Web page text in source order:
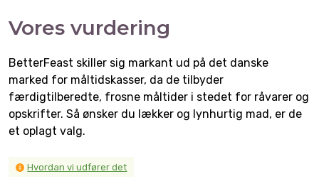
Vores vurdering
BetterFeast skiller sig markant ud på det danske
marked for måltidskasser, da de tilbyder
færdigtilberedte, frosne måltider i stedet for råvarer og
opskrifter. Så ønsker du lækker og lynhurtig mad, er de
et oplagt valg.
Hvordan vi udfører det